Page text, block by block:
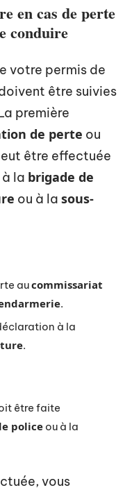
en cas de perte
conduire
votre permis de
être suivies
première
de perte ou
être effectuée
à la brigade de
ou à la sous-
aucommissariat
.
à la
.
être faite
police ou à la
vous